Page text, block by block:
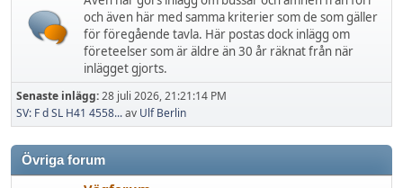
och även här med samma kriterier som de som gäller
för föregående tavla. Här postas dock inlägg om
företeelser som är äldre än 30 år räknat från när
inlägget gjorts.
Senaste inlägg:28 juli 2026, 21:21:14 PM
SV: F d SL H41 4558...av Ulf Berlin
Övriga forum